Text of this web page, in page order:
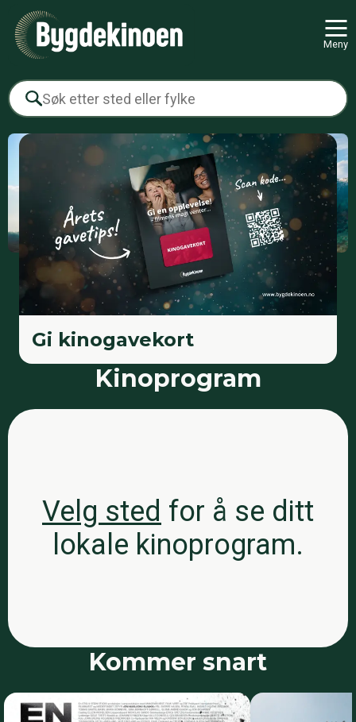
Meny
Kinoprogram
Velg sted for å se ditt
lokale kinoprogram.
Kommer snart
Gi kinogavekort